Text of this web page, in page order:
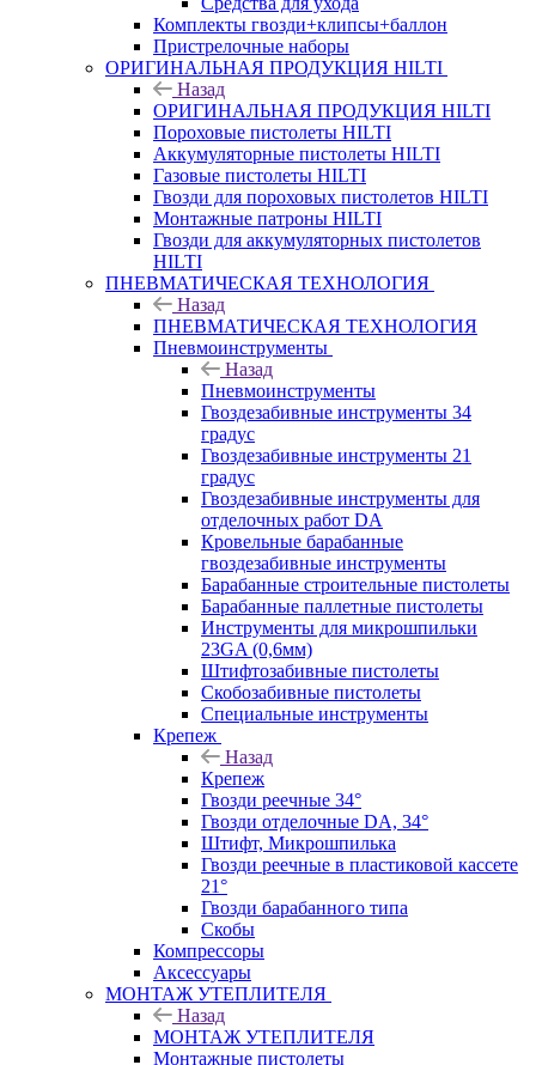
Комплекты гвозди+клипсы+баллон
Пристрелочные наборы
ОРИГИНАЛЬНАЯ ПРОДУКЦИЯ HILTI
Назад
ОРИГИНАЛЬНАЯ ПРОДУКЦИЯ HILTI
Пороховые пистолеты HILTI
Аккумуляторные пистолеты HILTI
Газовые пистолеты HILTI
Гвозди для пороховых пистолетов HILTI
Монтажные патроны HILTI
Гвозди для аккумуляторных пистолетов
HILTI
ПНЕВМАТИЧЕСКАЯ ТЕХНОЛОГИЯ
Назад
ПНЕВМАТИЧЕСКАЯ ТЕХНОЛОГИЯ
Пневмоинструменты
Назад
Пневмоинструменты
Гвоздезабивные инструменты 34
градус
Гвоздезабивные инструменты 21
градус
Гвоздезабивные инструменты для
отделочных работ DA
Кровельные барабанные
гвоздезабивные инструменты
Барабанные строительные пистолеты
Барабанные паллетные пистолеты
Инструменты для микрошпильки
23GA (0,6мм)
Штифтозабивные пистолеты
Скобозабивные пистолеты
Специальные инструменты
Крепеж
Назад
Крепеж
Гвозди реечные 34°
Гвозди отделочные DA, 34°
Штифт, Микрошпилька
Гвозди реечные в пластиковой кассете
21°
Гвозди барабанного типа
Скобы
Компрессоры
Аксессуары
МОНТАЖ УТЕПЛИТЕЛЯ
Назад
МОНТАЖ УТЕПЛИТЕЛЯ
Монтажные пистолеты